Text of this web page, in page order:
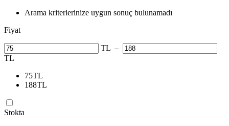
Arama kriterlerinize uygun sonuç bulunamadı
Fiyat
TL –
TL
75TL
188TL
Stokta